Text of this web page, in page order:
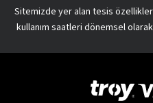
Sitemizde yer alan tesis
kullanım saatleri dönemsel